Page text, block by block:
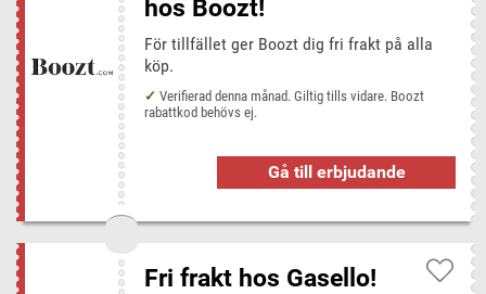
hos Boozt!
För tillfället ger Boozt dig fri frakt på alla
köp.
Verifierad denna månad. Giltig tills vidare. Boozt
rabattkod behövs ej.
Gå till erbjudande
Fri frakt hos Gasello!